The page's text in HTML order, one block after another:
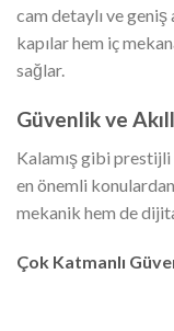
cam detaylı ve geniş
kapılar hem iç
sağlar.
Güvenlik ve
Kalamış gibi
en önemli
mekanik hem de
Çok Katmanlı